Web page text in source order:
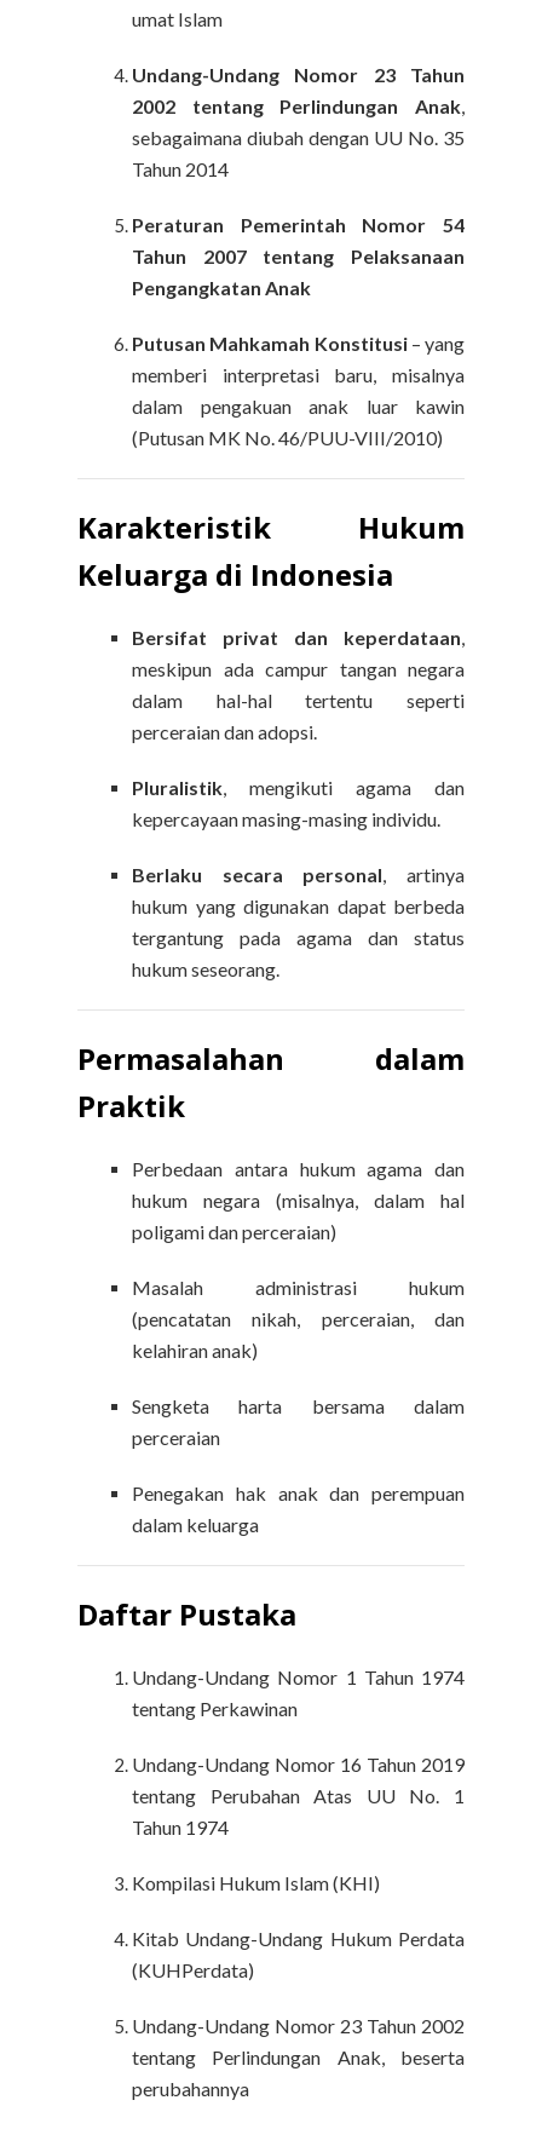
umat Islam
Undang-Undang Nomor 23 Tahun
2002 tentang Perlindungan Anak,
sebagaimana diubah dengan UU No. 35
Tahun 2014
Peraturan Pemerintah Nomor 54
Tahun 2007 tentang Pelaksanaan
Pengangkatan Anak
Putusan Mahkamah Konstitusi– yang
memberi interpretasi baru, misalnya
dalam pengakuan anak luar kawin
(Putusan MK No. 46/PUU-VIII/2010)
Karakteristik Hukum
Keluarga di Indonesia
Bersifat privat dan keperdataan,
meskipun ada campur tangan negara
dalam hal-hal tertentu seperti
perceraian dan adopsi.
Pluralistik, mengikuti agama dan
kepercayaan masing-masing individu.
Berlaku secara personal, artinya
hukum yang digunakan dapat berbeda
tergantung pada agama dan status
hukum seseorang.
Permasalahan dalam
Praktik
Perbedaan antara hukum agama dan
hukum negara (misalnya, dalam hal
poligami dan perceraian)
Masalah administrasi hukum
(pencatatan nikah, perceraian, dan
kelahiran anak)
Sengketa harta bersama dalam
perceraian
Penegakan hak anak dan perempuan
dalam keluarga
Daftar Pustaka
Undang-Undang Nomor 1 Tahun 1974
tentang Perkawinan
Undang-Undang Nomor 16 Tahun 2019
tentang Perubahan Atas UU No. 1
Tahun 1974
Kompilasi Hukum Islam (KHI)
Kitab Undang-Undang Hukum Perdata
(KUHPerdata)
Undang-Undang Nomor 23 Tahun 2002
tentang Perlindungan Anak, beserta
perubahannya